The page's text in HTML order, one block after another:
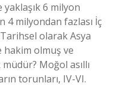
yaklaşık 6 milyon
4 milyondan fazlası İç
olarak Asya
hakim olmuş ve
Moğol asıllı
torunları, IV-VI.